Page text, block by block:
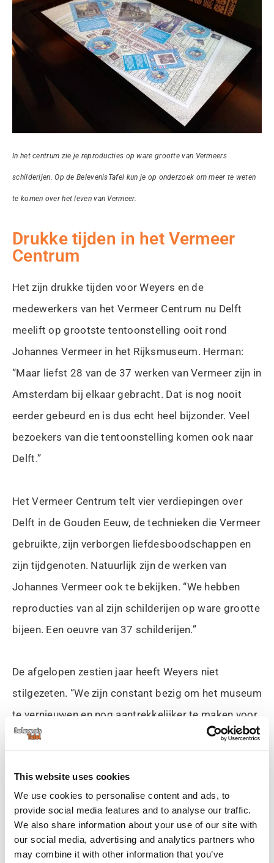
This website uses cookies
We use cookies to personalise content and ads, to
provide social media features and to analyse our traffic.
We also share information about your use of our site with
our social media, advertising and analytics partners who
may combine it with other information that you’ve
In het centrum zie je reproducties op ware grootte van Vermeers
schilderijen. Op de BelevenisTafel kun je op onderzoek om meer te weten
te komen over het leven van Vermeer.
Drukke tijden in het Vermeer
Centrum
Het zijn drukke tijden voor Weyers en de
medewerkers van het Vermeer Centrum nu Delft
meelift op grootste tentoonstelling ooit rond
Johannes Vermeer in het Rijksmuseum. Herman:
“Maar liefst 28 van de 37 werken van Vermeer zijn in
Amsterdam bij elkaar gebracht. Dat is nog nooit
eerder gebeurd en is dus echt heel bijzonder. Veel
bezoekers van die tentoonstelling komen ook naar
Delft.”
Het Vermeer Centrum telt vier verdiepingen over
Delft in de Gouden Eeuw, de technieken die Vermeer
gebruikte, zijn verborgen liefdesboodschappen en
zijn tijdgenoten. Natuurlijk zijn de werken van
Johannes Vermeer ook te bekijken. “We hebben
reproducties van al zijn schilderijen op ware grootte
bijeen. Een oeuvre van 37 schilderijen.”
De afgelopen zestien jaar heeft Weyers niet
stilgezeten. “We zijn constant bezig om het museum
te vernieuwen en nog aantrekkelijker te maken voor
onze bezoekers. Omdat we een zelfstandig centrum
elke cent zes keer omdraaien. Alles wat we hier
maken is dus niet voor een paar maanden, maar ook
voor de toekomst.”